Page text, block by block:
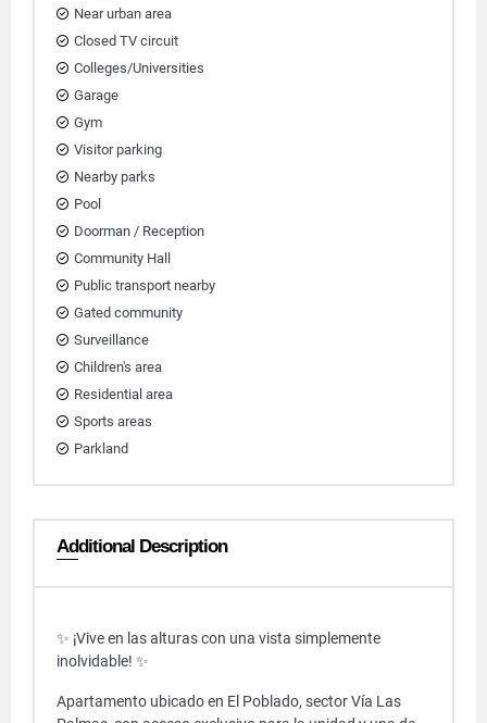
Near urban area
Closed TV circuit
Colleges/Universities
Garage
Gym
Visitor parking
Nearby parks
Pool
Doorman / Reception
Community Hall
Public transport nearby
Gated community
Surveillance
Children's area
Residential area
Sports areas
Parkland
Additional Description
✨ ¡Vive en las alturas con una vista simplemente
inolvidable! ✨
Apartamento ubicado en El Poblado, sector Vía Las